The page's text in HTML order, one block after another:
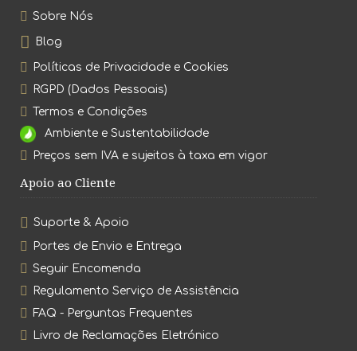
Sobre Nós
Blog
Políticas de Privacidade e Cookies
RGPD (Dados Pessoais)
Termos e Condições
Ambiente e Sustentabilidade
Preços sem IVA e sujeitos à taxa em vigor
Apoio ao Cliente
Suporte & Apoio
Portes de Envio e Entrega
Seguir Encomenda
Regulamento Serviço de Assistência
FAQ - Perguntas Frequentes
Livro de Reclamações Eletrónico